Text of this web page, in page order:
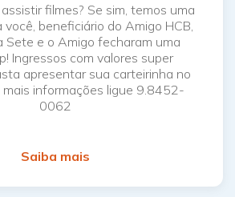
filmes? Se sim, temos uma
você, beneficiário do Amigo HCB,
Sete e o Amigo fecharam uma
Ingressos com valores super
apresentar sua carteirinha no
mais informações ligue 9.8452-
0062
Saiba mais